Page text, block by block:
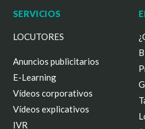
SERVICIOS
LOCUTORES
Anuncios publicitarios
E-Learning
Vídeos corporativos
Vídeos explicativos
IVR